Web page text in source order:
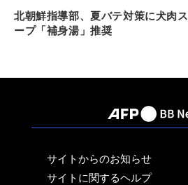
北朝鮮指導部、夏バテ対策に犬肉ス
ープ「補身湯」推奨
サイトからのお知らせ
サイトに関するヘルプ